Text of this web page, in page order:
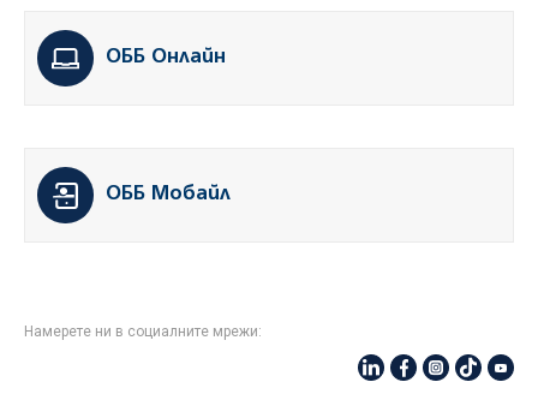
ОББ Онлайн
ОББ Мобайл
Намерете ни в социалните мрежи: